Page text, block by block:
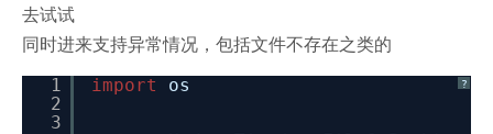
去试试
同时进来支持异常情况，包括文件不存在之类的
?
1
2
3
import os